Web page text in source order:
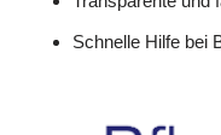
Schnelle Hilfe bei